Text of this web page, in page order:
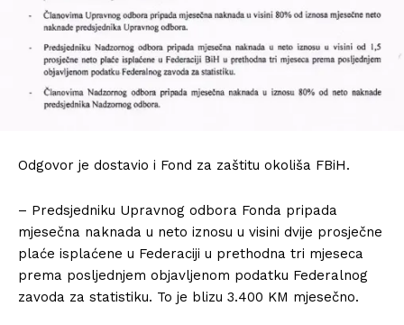
Odgovor je dostavio i Fond za zaštitu okoliša FBiH.
– Predsjedniku Upravnog odbora Fonda pripada
mjesečna naknada u neto iznosu u visini dvije prosječne
plaće isplaćene u Federaciji u prethodna tri mjeseca
prema posljednjem objavljenom podatku Federalnog
zavoda za statistiku. To je blizu 3.400 KM mjesečno.